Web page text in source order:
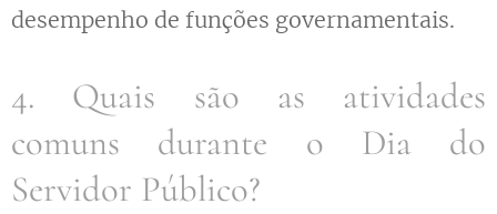
desempenho de funções governamentais.
4. Quais são as atividades
comuns durante o Dia do
Servidor Público?